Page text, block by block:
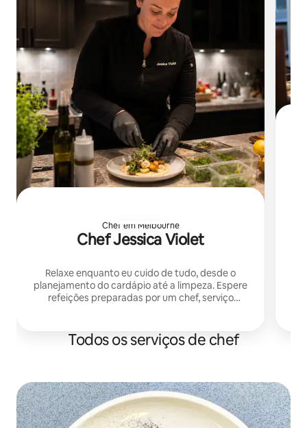
Chef em Melbourne
Chef Jessica Violet
Relaxe enquanto eu cuido de tudo, desde o
planejamento do cardápio até a limpeza. Espere
refeições preparadas por um chef, serviço
medida para o seu grupo.
Todos os serviços de chef